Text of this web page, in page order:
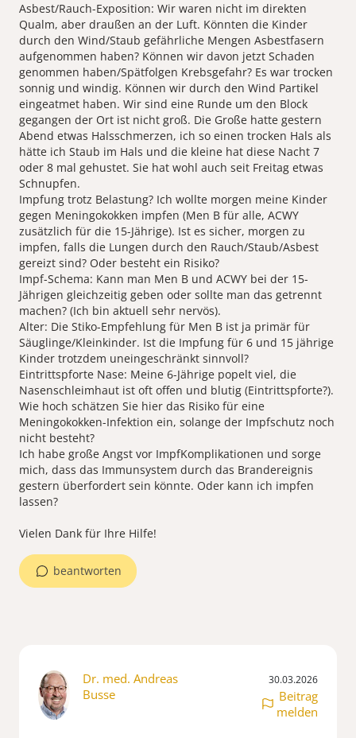
​Asbest/Rauch-Exposition: Wir waren nicht im direkten
Qualm, aber draußen an der Luft. Könnten die Kinder
durch den Wind/Staub gefährliche Mengen Asbestfasern
aufgenommen haben? Können wir davon jetzt Schaden
genommen haben/Spätfolgen Krebsgefahr? Es war trocken
sonnig und windig. Können wir durch den Wind Partikel
eingeatmet haben. Wir sind eine Runde um den Block
gegangen der Ort ist nicht groß. Die Große hatte gestern
Abend etwas Halsschmerzen, ich so einen trocken Hals als
hätte ich Staub im Hals und die kleine hat diese Nacht 7
oder 8 mal gehustet. Sie hat wohl auch seit Freitag etwas
Schnupfen.
​Impfung trotz Belastung? Ich wollte morgen meine Kinder
gegen Meningokokken impfen (Men B für alle, ACWY
zusätzlich für die 15-Jährige). Ist es sicher, morgen zu
impfen, falls die Lungen durch den Rauch/Staub/Asbest
gereizt sind? Oder besteht ein Risiko?
​Impf-Schema: Kann man Men B und ACWY bei der 15-
Jährigen gleichzeitig geben oder sollte man das getrennt
machen? (Ich bin aktuell sehr nervös).
​Alter: Die Stiko-Empfehlung für Men B ist ja primär für
Säuglinge/Kleinkinder. Ist die Impfung für 6 und 15 jährige
Kinder trotzdem uneingeschränkt sinnvoll?
​Eintrittspforte Nase: Meine 6-Jährige popelt viel, die
Nasenschleimhaut ist oft offen und blutig (Eintrittspforte?).
Wie hoch schätzen Sie hier das Risiko für eine
Meningokokken-Infektion ein, solange der Impfschutz noch
nicht besteht?
​Ich habe große Angst vor ImpfKomplikationen und sorge
mich, dass das Immunsystem durch das Brandereignis
gestern überfordert sein könnte. Oder kann ich impfen
lassen?
​Vielen Dank für Ihre Hilfe!
beantworten
Dr. med. Andreas
Busse
30.03.2026
Beitrag
melden